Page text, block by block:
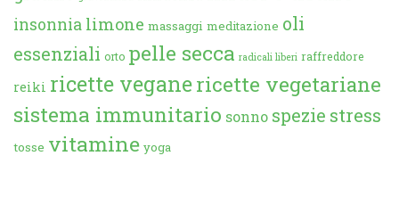
insonnia limone massaggi meditazione oli
essenziali orto pelle secca radicali liberi raffreddore
reiki ricette veganericette vegetariane
sistema immunitario sonno spezie stress
tosse vitamine yoga